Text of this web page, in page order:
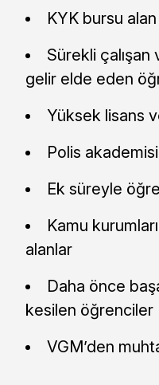
KYK bursu
Sürekli
gelir elde eden
Yüksek lisans
Polis
Ek süreyle
Kamu
alanlar
Daha önce
kesilen öğrenciler
VGM’den